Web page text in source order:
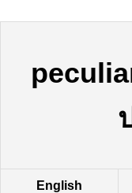
English